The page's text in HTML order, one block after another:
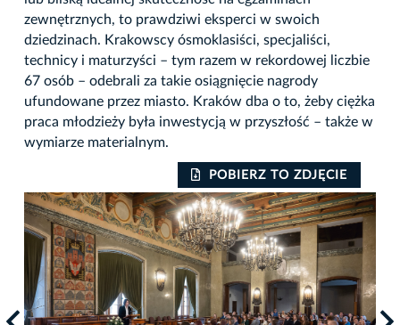
zewnętrznych, to prawdziwi eksperci w swoich
dziedzinach. Krakowscy ósmoklasiści, specjaliści,
technicy i maturzyści – tym razem w rekordowej liczbie
67 osób – odebrali za takie osiągnięcie nagrody
ufundowane przez miasto. Kraków dba o to, żeby ciężka
praca młodzieży była inwestycją w przyszłość – także w
wymiarze materialnym.
POBIERZ TO ZDJĘCIE